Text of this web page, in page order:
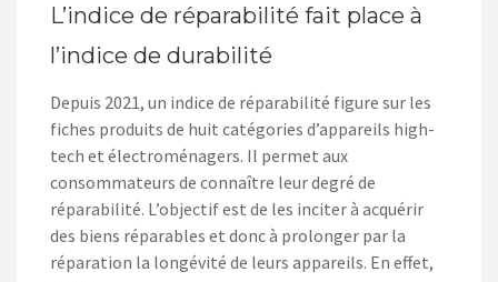
L’indice de réparabilité fait place à
l’indice de durabilité
Depuis 2021, un indice de réparabilité figure sur les
fiches produits de huit catégories d’appareils high-
tech et électroménagers. Il permet aux
consommateurs de connaître leur degré de
réparabilité. L’objectif est de les inciter à acquérir
des biens réparables et donc à prolonger par la
réparation la longévité de leurs appareils. En effet,